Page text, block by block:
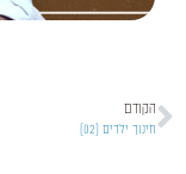
הקודם
חינוך ילדים [02]